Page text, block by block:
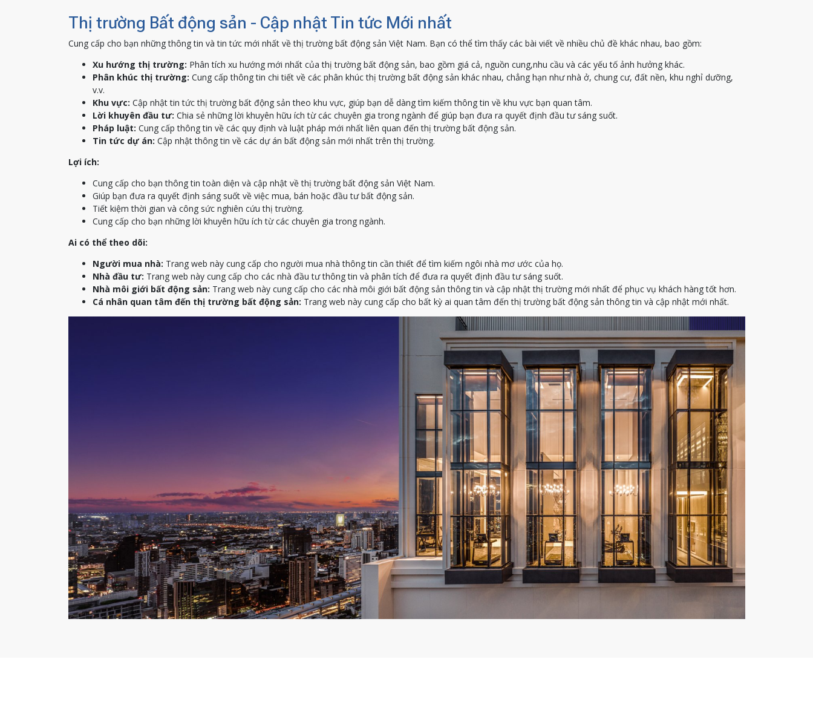
Thị trường Bất động sản - Cập nhật Tin tức Mới nhất
Cung cấp cho bạn những thông tin và tin tức mới nhất về thị trường bất động sản Việt Nam. Bạn có thể tìm thấy các bài viết về nhiều chủ đề khác nhau, bao gồm:
Xu hướng thị trường: Phân tích xu hướng mới nhất của thị trường bất động sản, bao gồm giá cả, nguồn cung,nhu cầu và các yếu tố ảnh hưởng khác.
Phân khúc thị trường: Cung cấp thông tin chi tiết về các phân khúc thị trường bất động sản khác nhau, chẳng hạn như nhà ở, chung cư, đất nền, khu nghỉ dưỡng,
v.v.
Khu vực: Cập nhật tin tức thị trường bất động sản theo khu vực, giúp bạn dễ dàng tìm kiếm thông tin về khu vực bạn quan tâm.
Lời khuyên đầu tư: Chia sẻ những lời khuyên hữu ích từ các chuyên gia trong ngành để giúp bạn đưa ra quyết định đầu tư sáng suốt.
Pháp luật: Cung cấp thông tin về các quy định và luật pháp mới nhất liên quan đến thị trường bất động sản.
Tin tức dự án: Cập nhật thông tin về các dự án bất động sản mới nhất trên thị trường.
Lợi ích:
Cung cấp cho bạn thông tin toàn diện và cập nhật về thị trường bất động sản Việt Nam.
Giúp bạn đưa ra quyết định sáng suốt về việc mua, bán hoặc đầu tư bất động sản.
Tiết kiệm thời gian và công sức nghiên cứu thị trường.
Cung cấp cho bạn những lời khuyên hữu ích từ các chuyên gia trong ngành.
Ai có thể theo dõi:
Người mua nhà: Trang web này cung cấp cho người mua nhà thông tin cần thiết để tìm kiếm ngôi nhà mơ ước của họ.
Nhà đầu tư: Trang web này cung cấp cho các nhà đầu tư thông tin và phân tích để đưa ra quyết định đầu tư sáng suốt.
Nhà môi giới bất động sản: Trang web này cung cấp cho các nhà môi giới bất động sản thông tin và cập nhật thị trường mới nhất để phục vụ khách hàng tốt hơn.
Cá nhân quan tâm đến thị trường bất động sản: Trang web này cung cấp cho bất kỳ ai quan tâm đến thị trường bất động sản thông tin và cập nhật mới nhất.